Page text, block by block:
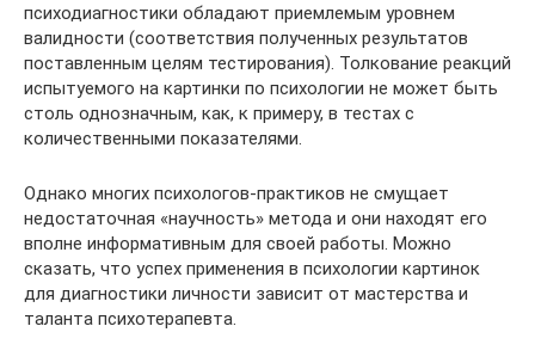
психодиагностики обладают приемлемым уровнем
валидности (соответствия полученных результатов
поставленным целям тестирования). Толкование реакций
испытуемого на картинки по психологии не может быть
столь однозначным, как, к примеру, в тестах с
количественными показателями.
Однако многих психологов-практиков не смущает
недостаточная «научность» метода и они находят его
вполне информативным для своей работы. Можно
сказать, что успех применения в психологии картинок
для диагностики личности зависит от мастерства и
таланта психотерапевта.